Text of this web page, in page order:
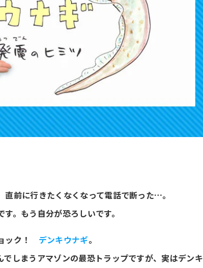
前に行きたくなくなって電話で断った…。
す。もう自分が恐ろしいです。
ック！ デンキウナギ。
しまうアマゾンの最恐トラップですが、実はデンキ